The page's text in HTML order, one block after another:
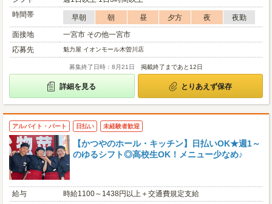
時間帯
早朝 朝 昼 夕方 夜
夜勤
面接地
一宮市 その他一宮市
応募先
魁力屋 イオンモール木曽川店
募集終了日時：8月21日 掲載終了まであと12日
詳細を見る とりあえず保存
アルバイト・パート 日払い 未経験者歓迎
【かつやのホール・キッチン】日払いOK★週1～
のゆるシフト◎高校生OK！メニュー少なめ♪
給与
時給1100～1438円以上＋交通費規定支給